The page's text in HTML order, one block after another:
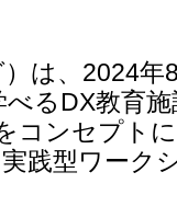
は、2024年
るDX教育
コンセプト
践型ワーク